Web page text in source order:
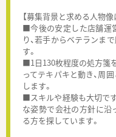
【募集背景と求める人物像
■今後の安定した店舗運
り、若手からベテランま
す。
■1日130枚程度の処方箋
ってテキパキと動き、周
します。
■スキルや経験も大切で
な姿勢で会社の方針に沿
る方を探しています。